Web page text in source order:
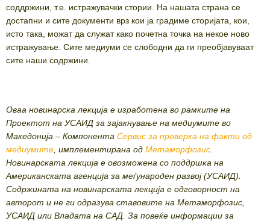
соддржини, т.е. истражувачки стории. На нашата страна се
достапни и сите документи врз кои ја градиме сторијата, кои,
исто така, можат да служат како почетна точка на некое ново
истражување. Сите медиуми се слободни да ги преобјавуваат
сите наши содржини.
Оваа новинарска лекција е изработена во рамките на
Проектот на УСАИД за зајакнување на медиумите во
Македонија – Компонента Сервис за проверка на факти од
медиумите , имплементирана од Метаморфозис
Новинарската лекција e овозможенa сo поддршка на
Американската агенција за меѓународен развој (УСАИД).
Содржината на новинарската лекција е одговорност на
авторот и не ги одразува ставовите на Метаморфозис,
УСАИД или Владата на САД. За повеќе информации за